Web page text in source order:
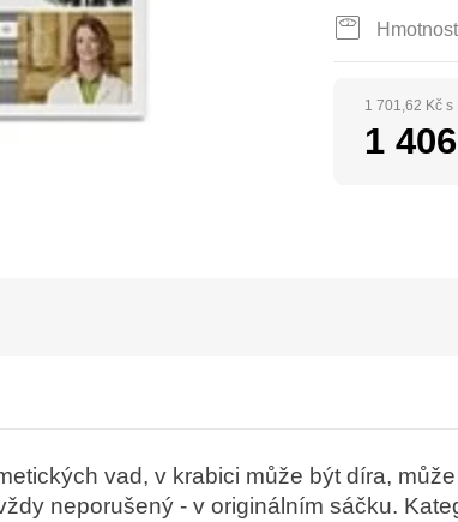
1 701,62 Kč s
1
vad, v krabici může být díra,
neporušený - v originálním sáčku.